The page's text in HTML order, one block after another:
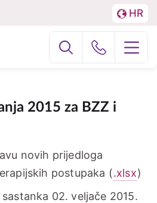
HR
2015 za BZZ i
novih prijedloga
postupaka (.xlsx)
02. veljače 2015.